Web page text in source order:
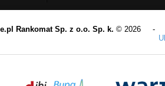
Rankomat Sp. z o.o. Sp. k. © 2026